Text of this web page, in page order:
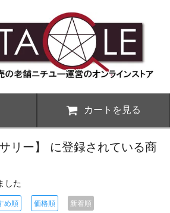
カートを見る
リー】 に登録されている商
した
め順 価格順 新着順